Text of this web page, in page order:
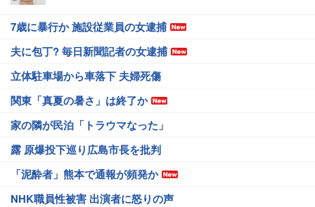
7歳に暴行か 施設従業員の女逮捕
夫に包丁? 毎日新聞記者の女逮捕
立体駐車場から車落下 夫婦死傷
関東「真夏の暑さ」は終了か
家の隣が民泊「トラウマなった」
露 原爆投下巡り広島市長を批判
「泥酔者」熊本で通報が頻発か
NHK職員性被害 出演者に怒りの声